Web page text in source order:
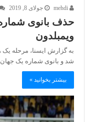
جولای 8, 2019
حذف بانوی
ویمبلدون
به گزارش ایسنا، مرحله یک
شد و بانوی شماره یک جهان
بیشتر بخوانید »